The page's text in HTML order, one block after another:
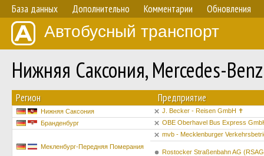
База данных Дополнительно Комментарии Обновления
Автобусный транспорт
Нижняя Саксония, Mercedes-
Регион Предприятие
Нижняя Саксония
J. Becker - Reisen GmbH ✝︎
Бранденбург
OBE Oberhavel Bus Express
Мекленбург-Передняя Померания
mvb - Mecklenburger
Rostocker Straßenbahn AG